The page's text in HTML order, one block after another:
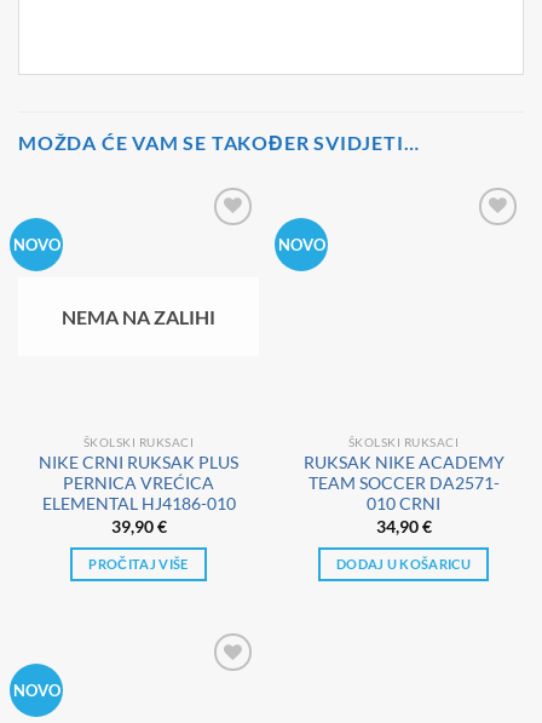
MOŽDA ĆE VAM SE TAKOĐER SVIDJETI…
NOVO
NEMA NA ZALIHI
ŠKOLSKI RUKSACI
NIKE CRNI RUKSAK PLUS
PERNICA VREĆICA
ELEMENTAL HJ4186-010
39,90€
PROČITAJ VIŠE
NOVO
ŠKOLSKI RUKSACI
RUKSAK NIKE ACADEMY
TEAM SOCCER DA2571-
010 CRNI
34,90€
DODAJ U KOŠARICU
NOVO